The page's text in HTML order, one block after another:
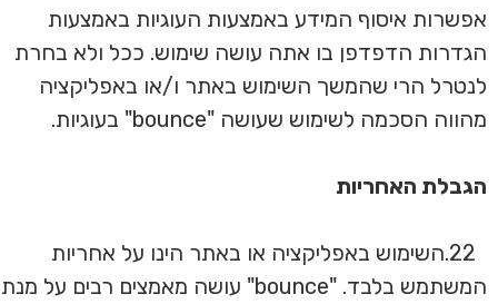
אפשרות איסוף המידע באמצעות העוגיות באמצעות
הגדרות הדפדפן בו אתה עושה שימוש. ככל ולא בחרת
לנטרל הרי שהמשך השימוש באתר ו/או באפליקציה
מהווה הסכמה לשימוש שעושה "bounce" בעוגיות.
הגבלת האחריות
22.השימוש באפליקציה או באתר הינו על אחריות
המשתמש בלבד. "bounce" עושה מאמצים רבים על מנת